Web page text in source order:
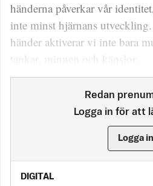
händerna påverkar vår
inte minst hjärnans
händer aktiverar vi inte bara
tankar, minnen och känslor.
Redan
Logga in för att
Logga in
DIGITAL